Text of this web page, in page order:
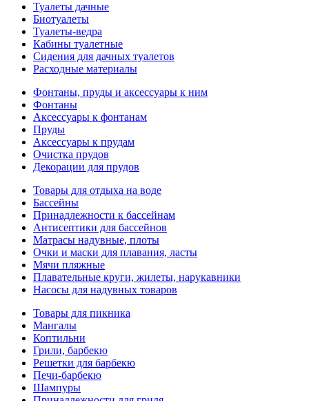
Туалеты дачные
Биотуалеты
Туалеты-ведра
Кабины туалетные
Сидения для дачных туалетов
Расходные материалы
Фонтаны, пруды и аксессуары к ним
Фонтаны
Аксессуары к фонтанам
Пруды
Аксессуары к прудам
Очистка прудов
Декорации для прудов
Товары для отдыха на воде
Бассейны
Принадлежности к бассейнам
Антисептики для бассейнов
Матраcы надувные, плоты
Очки и маски для плавания, ласты
Мячи пляжные
Плавательные круги, жилеты, нарукавники
Насосы для надувных товаров
Товары для пикника
Мангалы
Коптильни
Грили, барбекю
Решетки для барбекю
Печи-барбекю
Шампуры